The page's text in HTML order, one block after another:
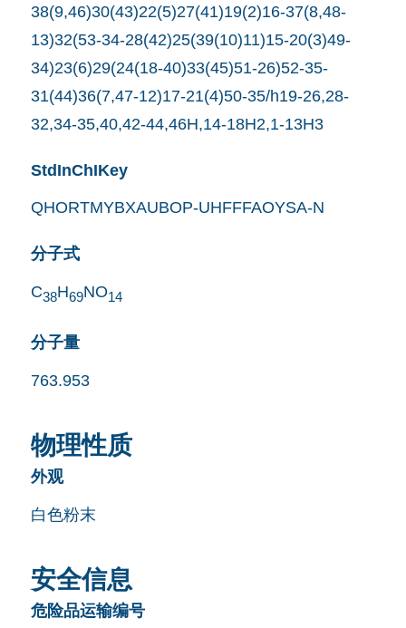
38(9,46)30(43)22(5)27(41)19(2)16-37(8,48-
13)32(53-34-28(42)25(39(10)11)15-20(3)49-
34)23(6)29(24(18-40)33(45)51-26)52-35-
31(44)36(7,47-12)17-21(4)50-35/h19-26,28-
32,34-35,40,42-44,46H,14-18H2,1-13H3
StdInChIKey
QHORTMYBXAUBOP-UHFFFAOYSA-N
分子式
C38H69NO14
分子量
763.953
物理性质
外观
白色粉末
安全信息
危险品运输编号